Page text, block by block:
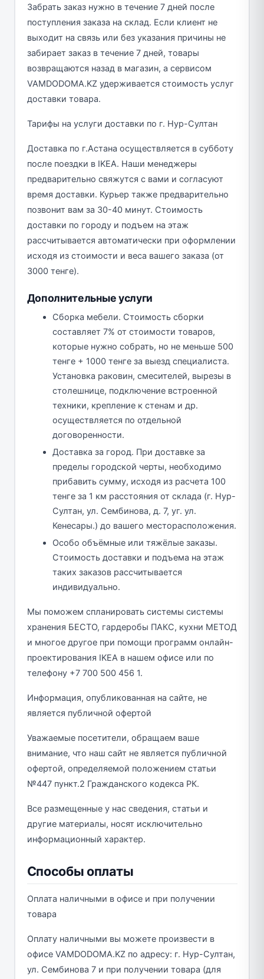
Забрать заказ нужно в течение 7 дней после
поступления заказа на склад. Если клиент не
выходит на связь или без указания причины не
забирает заказ в течение 7 дней, товары
возвращаются назад в магазин, а сервисом
VAMDODOMA.KZ удерживается стоимость услуг
доставки товара.
Тарифы на услуги доставки по г. Нур-Султан
Доставка по г.Астана осуществляется в субботу
после поездки в IKEA. Наши менеджеры
предварительно свяжутся с вами и согласуют
время доставки. Курьер также предварительно
позвонит вам за 30-40 минут. Стоимость
доставки по городу и подъем на этаж
рассчитывается автоматически при оформлении
исходя из стоимости и веса вашего заказа (от
3000 тенге).
Дополнительные услуги
Сборка мебели. Стоимость сборки
составляет 7% от стоимости товаров,
которые нужно собрать, но не меньше 500
тенге + 1000 тенге за выезд специалиста.
Установка раковин, смесителей, вырезы в
столешнице, подключение встроенной
техники, крепление к стенам и др.
осуществляется по отдельной
договоренности.
Доставка за город. При доставке за
пределы городской черты, необходимо
прибавить сумму, исходя из расчета 100
тенге за 1 км расстояния от склада (г. Нур-
Султан, ул. Сембинова, д. 7, уг. ул.
Кенесары.) до вашего месторасположения.
Особо объёмные или тяжёлые заказы.
Стоимость доставки и подъема на этаж
таких заказов рассчитывается
индивидуально.
Мы поможем спланировать системы системы
хранения БЕСТО, гардеробы ПАКС, кухни МЕТОД
и многое другое при помощи программ онлайн-
проектирования IKEA в нашем офисе или по
телефону +7 700 500 456 1.
Информация, опубликованная на сайте, не
является публичной офертой
Уважаемые посетители, обращаем ваше
внимание, что наш сайт не является публичной
офертой, определяемой положением статьи
№447 пункт.2 Гражданского кодекса РК.
Все размещенные у нас сведения, статьи и
другие материалы, носят исключительно
информационный характер.
Способы оплаты
Оплата наличными в офисе и при получении
товара
Оплату наличными вы можете произвести в
офисе VAMDODOMA.KZ по адресу: г. Нур-Султан,
ул. Сембинова 7 и при получении товара (для